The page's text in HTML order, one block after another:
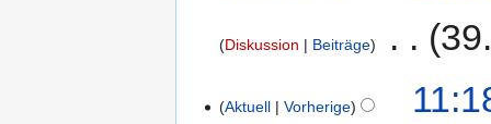
Diskussion Beiträge
Aktuell Vorherige